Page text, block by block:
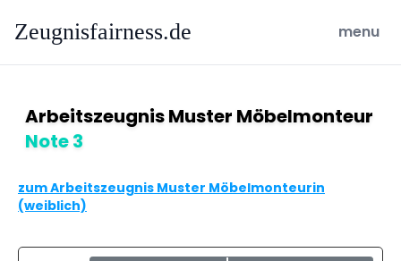
Zeugnisfairness.de open
menu
Arbeitszeugnis Muster Möbelmonteur
Note 3
zum Arbeitszeugnis Muster Möbelmonteurin
(weiblich)